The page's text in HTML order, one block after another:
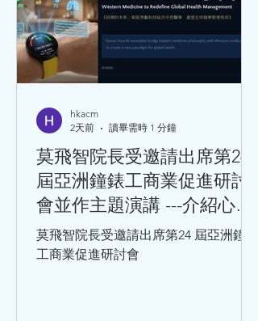
莫飛智院長受邀請出席第24
屆亞洲鐘錶工商業促進研討
會並作主題演講 ---介紹心率
變異性與心血管健康的關係
莫飛智院長受邀請出席第24 屆亞洲鐘錶
工商業促進研討會
hkacm
2天前
讀畢需時 1 分鐘